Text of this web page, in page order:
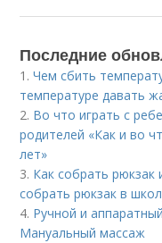
Последние
1.Чем сбить
температуре давать
2. Во что играть с
родителей «Как и во
лет»
3. Как собрать рюкзак
собрать рюкзак в
4. Ручной и
Мануальный массаж